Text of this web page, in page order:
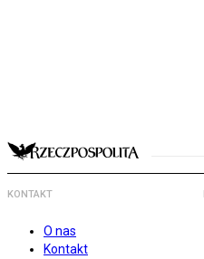
KONTAKT
O nas
Kontakt